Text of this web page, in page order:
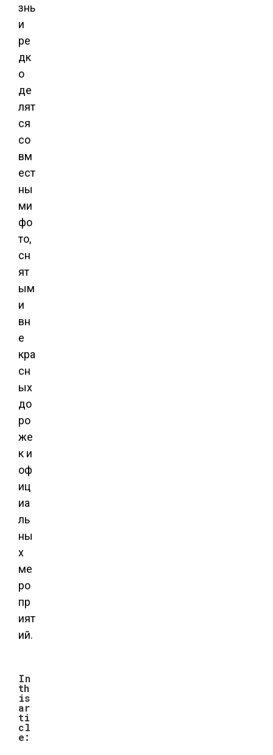
знь
и
ре
дк
о
де
лят
ся
со
вм
ест
ны
ми
фо
то,
сн
ят
ым
и
вн
е
кра
сн
ых
до
ро
же
к и
оф
иц
иа
ль
ны
х
ме
ро
пр
ият
ий.
In
th
is
ar
ti
cl
e: